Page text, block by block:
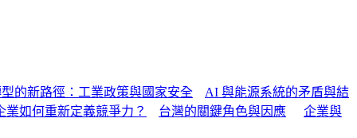
的新路徑：工業政策與國家安全
AI 與能源系統的矛盾與結
業如何重新定義競爭力？
台灣的關鍵角色與因應 企業與